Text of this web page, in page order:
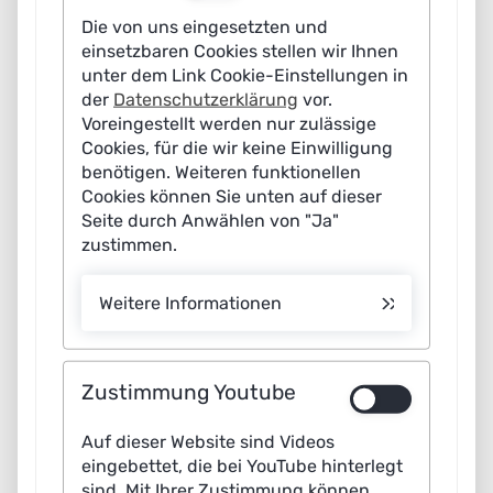
eine leistungsfähige digitale Infrastruktur, die
sicherstellt, dass KI-Algorithmen reibungslos integriert
und ausgeführt werden. Nicht zuletzt braucht es die
nötige KI-Kompetenz auf Seiten der Nutzerinnen und
Nutzer. Dabei geht es weniger um Fachkenntnisse in
den Bereichen Data Science, Machine Learning oder KI-
Engineering, sondern vielmehr um einen informierten,
fachgerechten und kritischen Umgang der
Arbeitsalltag. Nur so kann der Nutzen der Technologie
optimal entfaltet werden.
Neben solchen Voraussetzungen zeigen sich auch
typische Hürden, die den KI-Einsatz erschweren.
Besonders die Ausgestaltung und Einhaltung von
Datenschutzrichtlinien, welche die Nutzung und
Die von uns eingesetzten und
einsetzbaren Cookies stellen wir Ihnen
unter dem Link Cookie-Einstellungen in
der Datenschutzerklärung vor.
Voreingestellt werden nur zulässige
Cookies, für die wir keine Einwilligung
benötigen. Weiteren funktionellen
Cookies können Sie unten auf dieser
Seite durch Anwählen von "Ja"
zustimmen.
Weitere Informationen
Zustimmung Youtube
Auf dieser Website sind Videos
eingebettet, die bei YouTube hinterlegt